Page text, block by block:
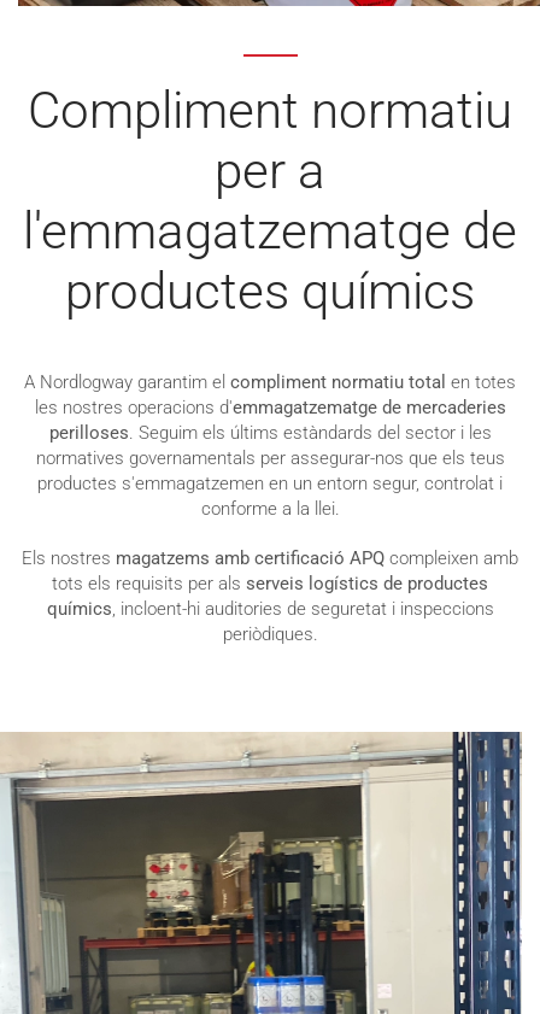
Compliment normatiu
per a
l'emmagatzematge de
productes químics
A Nordlogway garantim el compliment normatiu total en totes
les nostres operacions d'emmagatzematge de mercaderies
perilloses. Seguim els últims estàndards del sector i les
normatives governamentals per assegurar-nos que els teus
productes s'emmagatzemen en un entorn segur, controlat i
conforme a la llei.
Els nostres magatzems amb certificació APQ compleixen amb
tots els requisits per als serveis logístics de productes
químics, incloent-hi auditories de seguretat i inspeccions
periòdiques.